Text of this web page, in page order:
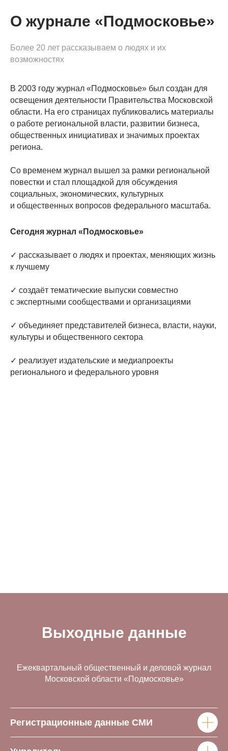
О журнале «Подмосковье»
Более 20 лет рассказываем о людях и их
возможностях
В 2003 году журнал «Подмосковье» был создан для
освещения деятельности Правительства Московской
области. На его страницах публиковались материалы
о работе региональной власти, развитии бизнеса,
общественных инициативах и значимых проектах
региона.
Со временем журнал вышел за рамки региональной
повестки и стал площадкой для обсуждения
социальных, экономических, культурных
и общественных вопросов федерального масштаба.
Сегодня журнал «Подмосковье»
✓ рассказывает о людях и проектах, меняющих жизнь
к лучшему
✓ создаёт тематические выпуски совместно
с экспертными сообществами и организациями
✓ объединяет представителей бизнеса, власти, науки,
культуры и общественного сектора
✓ реализует издательские и медиапроекты
регионального и федерального уровня
Выходные данные
Ежеквартальный общественный и деловой журнал
Московской области «Подмосковье»
Регистрационные данные СМИ